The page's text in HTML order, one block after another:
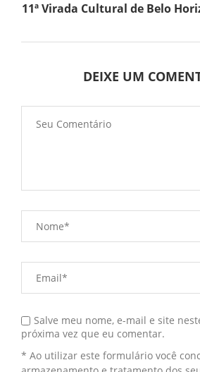
11ª Virada Cultural de Belo
DEIXE UM
Salve meu nome, e-mail e site
próxima vez que eu comentar.
* Ao utilizar este formulário você